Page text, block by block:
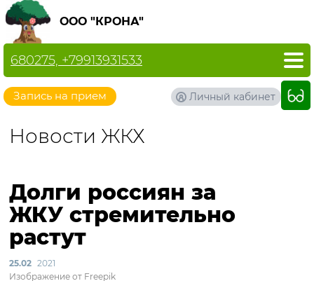
ООО "КРОНА"
Запись на прием
680275, +79913931533
Личный кабинет
Новости ЖКХ
Долги россиян за
ЖКУ стремительно
растут
25.02 2021
Изображение от Freepik